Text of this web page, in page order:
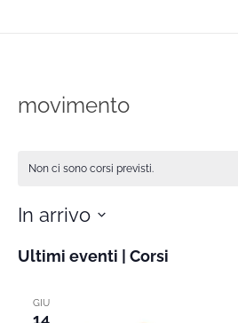
movimento
Non ci sono corsi previsti.
In arrivo
la
Ultimi eventi | Corsi
GIU
14